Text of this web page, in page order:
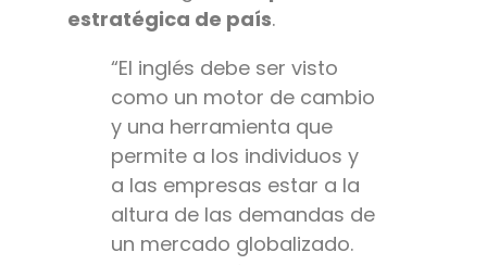
estratégica de país.
“El inglés debe ser visto
como un motor de cambio
y una herramienta que
permite a los individuos y
a las empresas estar a la
altura de las demandas de
un mercado globalizado.